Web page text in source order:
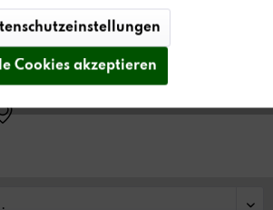
einer Höheneinheit.
Cookies akzeptieren